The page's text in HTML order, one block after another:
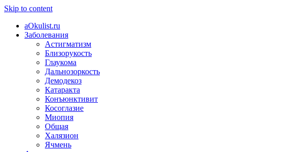
Skip to content
aOkulist.ru
Заболевания
Астигматизм
Близорукость
Глаукома
Дальнозоркость
Демодекоз
Катаракта
Конъюнктивит
Косоглазие
Миопия
Общая
Халязион
Ячмень